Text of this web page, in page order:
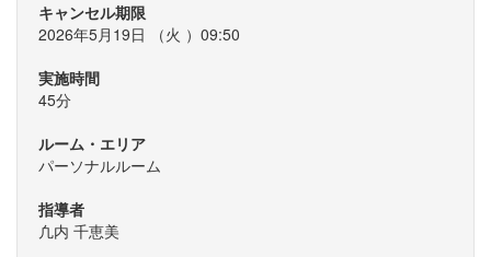
キャンセル期限
2026年5月19日 （火 ）09:50
実施時間
45分
ルーム・エリア
パーソナルルーム
指導者
凢内 千恵美